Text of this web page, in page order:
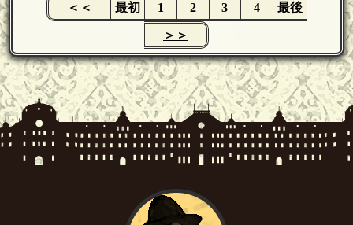
＜＜ 最初 1 2 3 4 最後
＞＞